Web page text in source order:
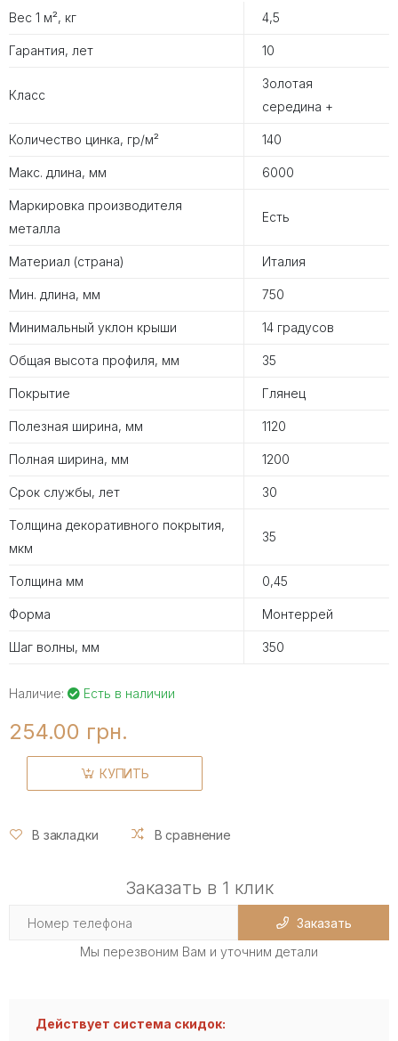
Вес 1 м², кг 4,5
Гарантия, лет 10
Класс
Золотая
середина +
Количество цинка, гр/м² 140
Макс. длина, мм 6000
Маркировка производителя
металла
Есть
Материал (страна) Италия
Мин. длина, мм 750
Минимальный уклон крыши 14 градусов
Общая высота профиля, мм 35
Покрытие Глянец
Полезная ширина, мм 1120
Полная ширина, мм 1200
Срок службы, лет 30
Толщина декоративного покрытия,
мкм
35
Толщина мм 0,45
Форма Монтеррей
Шаг волны, мм 350
Наличие: Есть в наличии
254.00 грн.
КУПИТЬ
В закладки В сравнение
Заказать в 1 клик
Заказать
Мы перезвоним Вам и уточним детали
Действует система скидок: